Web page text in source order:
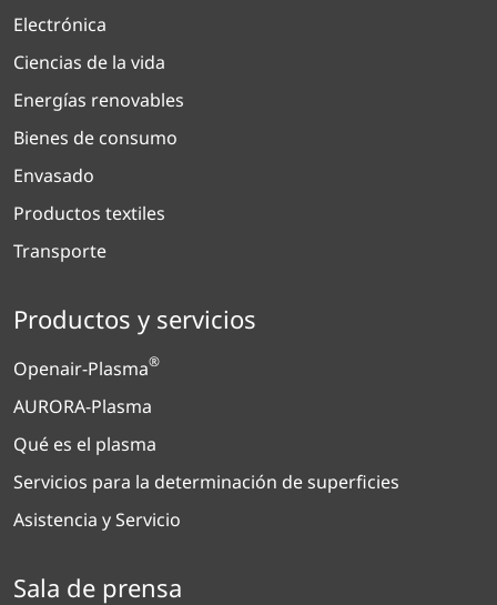
Electrónica
Ciencias de la vida
Energías renovables
Bienes de consumo
Envasado
Productos textiles
Transporte
Productos y servicios
Openair-Plasma®
AURORA-Plasma
Qué es el plasma
Servicios para la determinación de superficies
Asistencia y Servicio
Sala de prensa